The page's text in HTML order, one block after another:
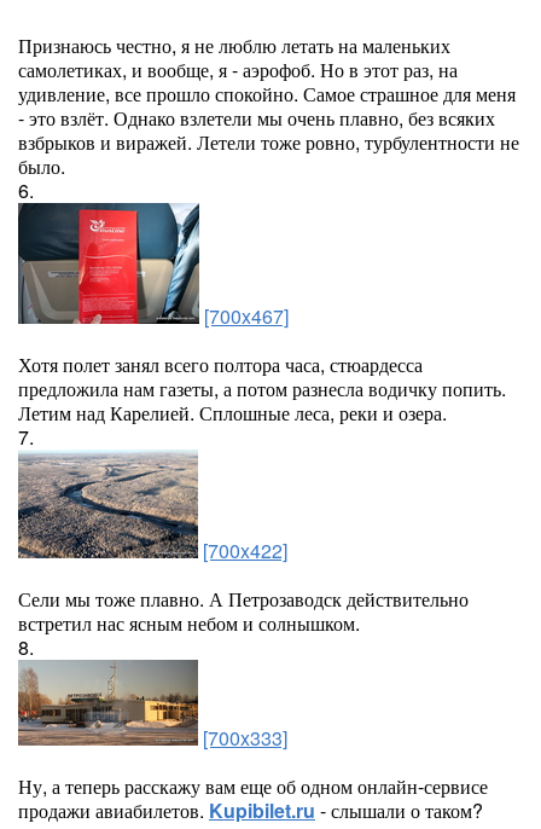
Признаюсь честно, я не люблю летать на маленьких
самолетиках, и вообще, я - аэрофоб. Но в этот раз, на
удивление, все прошло спокойно. Самое страшное для меня
- это взлёт. Однако взлетели мы очень плавно, без всяких
взбрыков и виражей. Летели тоже ровно, турбулентности не
было.
6.
[700x467]
Хотя полет занял всего полтора часа, стюардесса
предложила нам газеты, а потом разнесла водичку попить.
Летим над Карелией. Сплошные леса, реки и озера.
7.
[700x422]
Сели мы тоже плавно. А Петрозаводск действительно
встретил нас ясным небом и солнышком.
8.
[700x333]
Ну, а теперь расскажу вам еще об одном онлайн-сервисе
продажи авиабилетов. Kupibilet.ru - слышали о таком?